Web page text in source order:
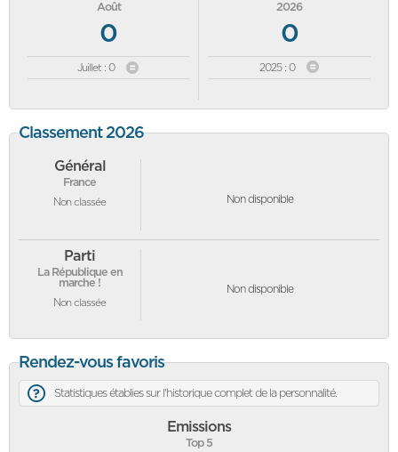
Août
0
Juillet : 0
2026
0
2025 : 0
Classement 2026
Général
France
Non classée Non disponible
Parti
La République en
marche !
Non classée
Non disponible
Rendez-vous favoris
Statistiques établies sur l'historique complet de la personnalité.
Emissions
Top 5